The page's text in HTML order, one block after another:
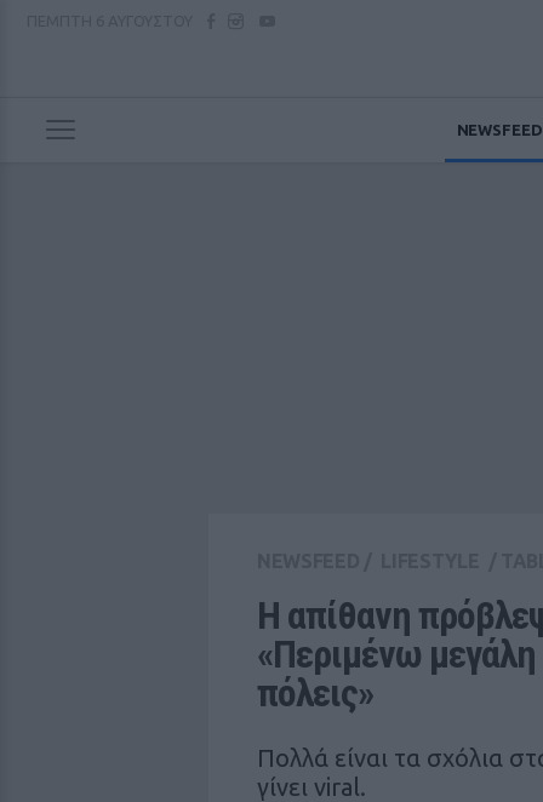
NEWSFEED
H απίθανη
«Περιμένω
πόλεις»
Πολλά είναι τα σχόλια
γίνει viral.